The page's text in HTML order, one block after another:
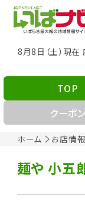
8月8日（土）現
ホーム お店情
TOP
クーポン
麺や 小五